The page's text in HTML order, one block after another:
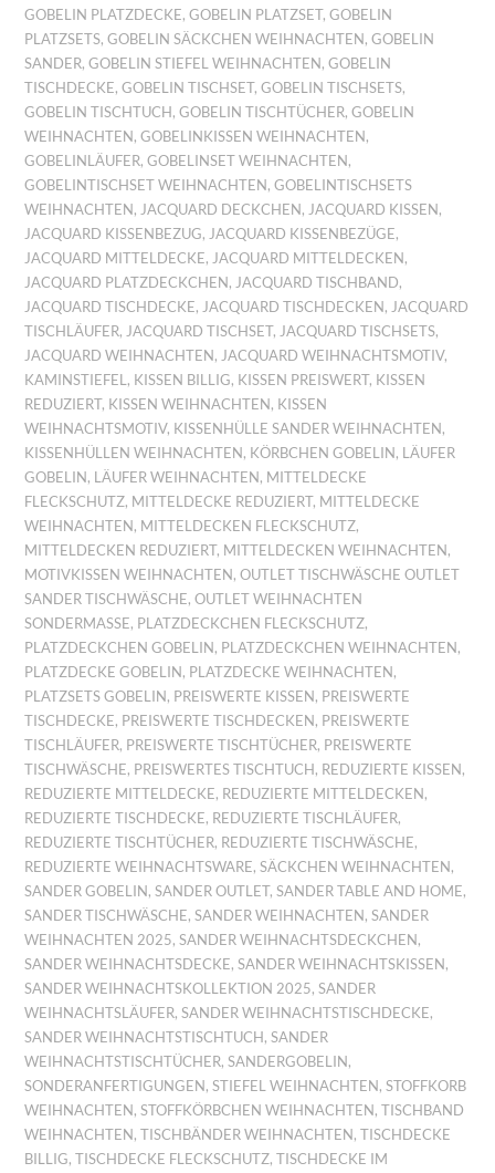
GOBELIN PLATZDECKE,GOBELIN PLATZSET,GOBELIN
PLATZSETS,GOBELIN SÄCKCHEN WEIHNACHTEN,GOBELIN
SANDER,GOBELIN STIEFEL WEIHNACHTEN,GOBELIN
TISCHDECKE,GOBELIN TISCHSET,GOBELIN TISCHSETS,
GOBELIN TISCHTUCH,GOBELIN TISCHTÜCHER,GOBELIN
WEIHNACHTEN,GOBELINKISSEN WEIHNACHTEN,
GOBELINLÄUFER,GOBELINSET WEIHNACHTEN,
GOBELINTISCHSET WEIHNACHTEN,GOBELINTISCHSETS
WEIHNACHTEN, JACQUARD DECKCHEN, JACQUARD KISSEN,
JACQUARD KISSENBEZUG, JACQUARD KISSENBEZÜGE,
JACQUARD MITTELDECKE, JACQUARD MITTELDECKEN,
JACQUARD PLATZDECKCHEN, JACQUARD TISCHBAND,
JACQUARD TISCHDECKE, JACQUARD TISCHDECKEN, JACQUARD
TISCHLÄUFER, JACQUARD TISCHSET, JACQUARD TISCHSETS,
JACQUARD WEIHNACHTEN, JACQUARD WEIHNACHTSMOTIV,
KAMINSTIEFEL , KISSEN BILLIG, KISSEN PREISWERT, KISSEN
REDUZIERT, KISSEN WEIHNACHTEN, KISSEN
WEIHNACHTSMOTIV, KISSENHÜLLE SANDER WEIHNACHTEN,
KISSENHÜLLEN WEIHNACHTEN, KÖRBCHEN GOBELIN, LÄUFER
GOBELIN, LÄUFER WEIHNACHTEN, MITTELDECKE
FLECKSCHUTZ, MITTELDECKE REDUZIERT, MITTELDECKE
WEIHNACHTEN, MITTELDECKEN FLECKSCHUTZ,
MITTELDECKEN REDUZIERT, MITTELDECKEN WEIHNACHTEN,
MOTIVKISSEN WEIHNACHTEN,OUTLET TISCHWÄSCHE OUTLET
SANDER TISCHWÄSCHE,OUTLET WEIHNACHTEN
SONDERMASSE , PLATZDECKCHEN FLECKSCHUTZ,
PLATZDECKCHEN GOBELIN, PLATZDECKCHEN WEIHNACHTEN,
PLATZDECKE GOBELIN, PLATZDECKE WEIHNACHTEN,
PLATZSETS GOBELIN, PREISWERTE KISSEN, PREISWERTE
TISCHDECKE, PREISWERTE TISCHDECKEN, PREISWERTE
TISCHLÄUFER, PREISWERTE TISCHTÜCHER, PREISWERTE
TISCHWÄSCHE, PREISWERTES TISCHTUCH, REDUZIERTE KISSEN,
REDUZIERTE MITTELDECKE, REDUZIERTE MITTELDECKEN,
REDUZIERTE TISCHDECKE, REDUZIERTE TISCHLÄUFER,
REDUZIERTE TISCHTÜCHER, REDUZIERTE TISCHWÄSCHE,
REDUZIERTE WEIHNACHTSWARE,SÄCKCHEN WEIHNACHTEN,
SANDER GOBELIN,SANDER OUTLET,SANDER TABLE AND HOME,
SANDER TISCHWÄSCHE,SANDER WEIHNACHTEN,SANDER
WEIHNACHTEN 2025,SANDER WEIHNACHTSDECKCHEN,
SANDER WEIHNACHTSDECKE,SANDER WEIHNACHTSKISSEN,
SANDER WEIHNACHTSKOLLEKTION 2025,SANDER
WEIHNACHTSLÄUFER,SANDER WEIHNACHTSTISCHDECKE,
SANDER WEIHNACHTSTISCHTUCH,SANDER
WEIHNACHTSTISCHTÜCHER,SANDERGOBELIN,
SONDERANFERTIGUNGEN,STIEFEL WEIHNACHTEN,STOFFKORB
WEIHNACHTEN,STOFFKÖRBCHEN WEIHNACHTEN,TISCHBAND
WEIHNACHTEN,TISCHBÄNDER WEIHNACHTEN,TISCHDECKE
BILLIG,TISCHDECKE FLECKSCHUTZ,TISCHDECKE IM